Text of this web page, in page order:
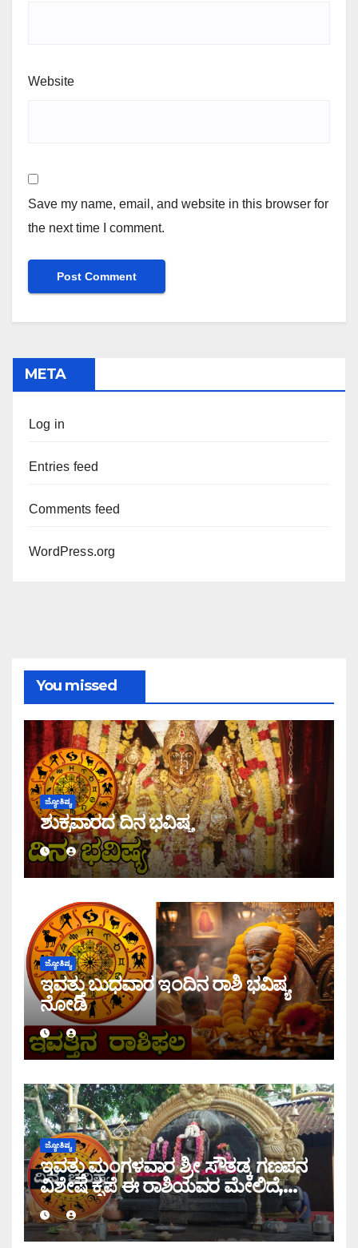
Website
Save my name, email, and website in this browser for
the next time I comment.
META
Log in
Entries feed
Comments feed
WordPress.org
You missed
ಜ್ಯೋತಿಷ್ಯ
ಶುಕ್ರವಾರದ ದಿನ ಭವಿಷ್ಯ
ಜ್ಯೋತಿಷ್ಯ
ಇವತ್ತು ಬುಧವಾರ ಇಂದಿನ ರಾಶಿ ಭವಿಷ್ಯ
ನೋಡಿ
ಜ್ಯೋತಿಷ್ಯ
ಇವತ್ತು ಮಂಗಳವಾರ ಶ್ರೀ ಸೌತಡ್ಕ ಗಣಪನ
ವಿಶೇಷ ಕೃಪೆ ಈ ರಾಶಿಯವರ ಮೇಲಿದೆ,
ಇಂದಿನ ರಾಶಿ ಭವಿಷ್ಯ ತಿಳಿಯಿರಿ